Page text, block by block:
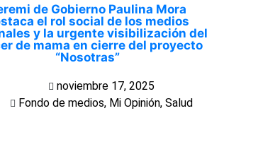
de Gobierno Paulina Mora
el rol social de los medios
y la urgente visibilización del
de mama en cierre del proyecto
“Nosotras”
noviembre 17, 2025
Fondo de medios, Mi Opinión, Salud